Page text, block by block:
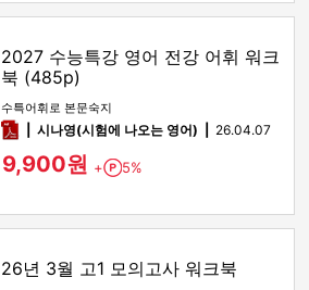
2027 수능특강 영어 전강 어휘 워크
북 (485p)
수특어휘로 본문숙지
pdf시나영(시험에 나오는 영어) 26.04.07
9,900원 + Point
5%
26년 3월 고1 모의고사 워크북